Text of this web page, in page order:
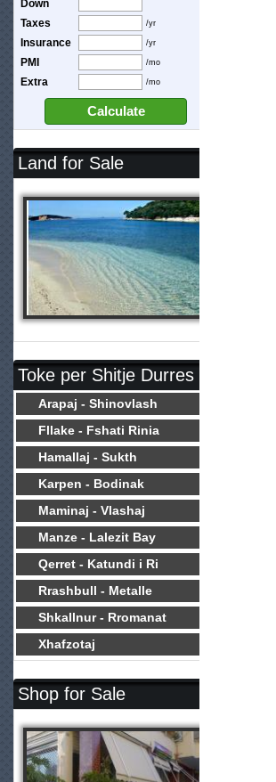
Down
Taxes
/yr
Insurance /yr
PMI /mo
Extra /mo
Calculate
Land for Sale
Toke per Shitje Durres
Arapaj - Shinovlash
Fllake - Fshati Rinia
Hamallaj - Sukth
Karpen - Bodinak
Maminaj - Vlashaj
Manze - Lalezit Bay
Qerret - Katundi i Ri
Rrashbull - Metalle
Shkallnur - Rromanat
Xhafzotaj
Shop for Sale